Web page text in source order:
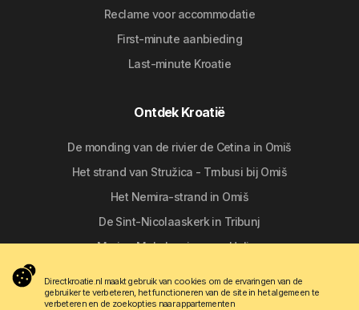
Reclame voor accommodatie
First-minute aanbieding
Last-minute Kroatie
Ontdek Kroatië
De monding van de rivier de Cetina in Omiš
Het strand van Stružica - Trnbusi bij Omiš
Het Nemira-strand in Omiš
De Sint-Nicolaaskerk in Tribunj
Marina Mala Lamjana op Ugljan
Volg ons
Directkroatie.nl maakt gebruik van cookies om de ervaringen van de
gebruiker te verbeteren, het functioneren van de site in het algemeen te
verbeteren en de zoekopties naar appartementen